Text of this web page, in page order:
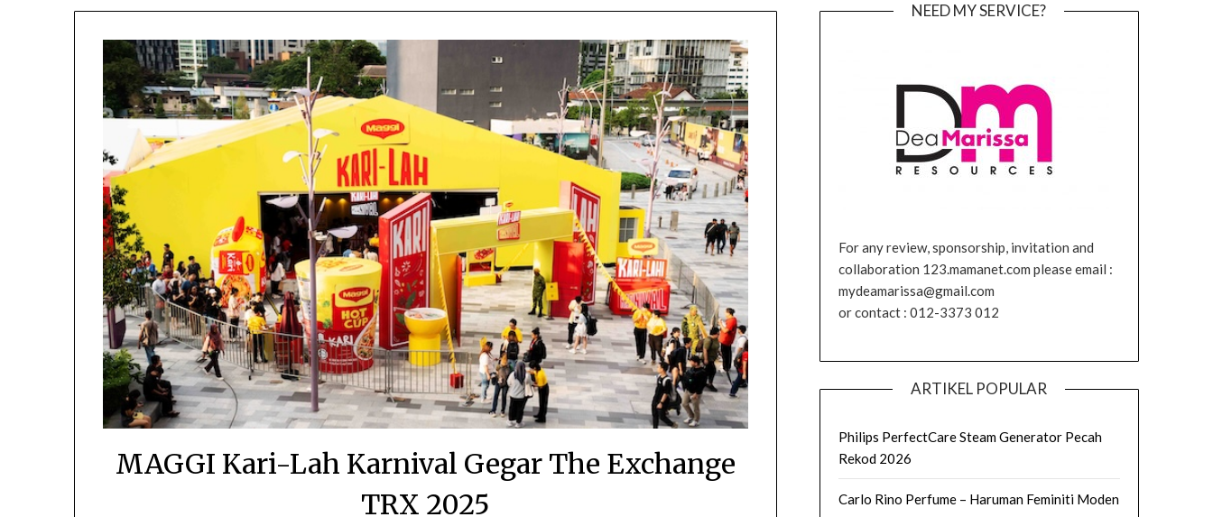
MAGGI Kari-Lah Karnival Gegar The Exchange
TRX 2025
NEED MY SERVICE?
For any review, sponsorship, invitation and
collaboration 123.mamanet.com please email :
mydeamarissa@gmail.com
or contact : 012-3373 012
ARTIKEL POPULAR
Philips PerfectCare Steam Generator Pecah
Rekod 2026
Carlo Rino Perfume – Haruman Feminiti Moden